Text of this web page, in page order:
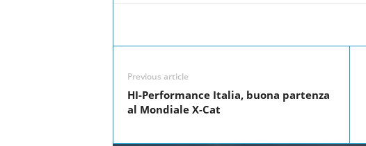
e
b
o
o
t
e
r
k
d
I
r
Previous article
HI-Performance Italia, buona partenza
al Mondiale X-Cat